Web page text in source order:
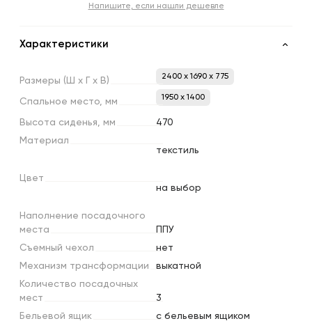
Напишите, если нашли дешевле
Характеристики
Размеры (Ш х х В) 2400 x 1690 x 775
Спальное место, мм 1950 х 1400
Высота сиденья, мм
470
Материал
текстиль
Цвет
на выбор
Наполнение посадочного
места
ППУ
Съемный чехол
нет
Механизм трансформации
выкатной
Количество посадочных
мест
3
Бельевой ящик
с бельевым ящиком